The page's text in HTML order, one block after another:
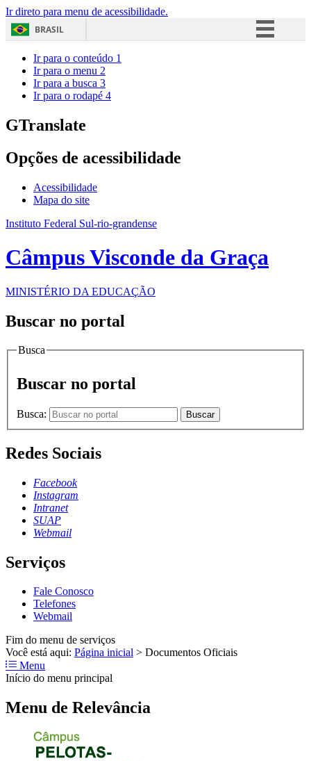
Ir direto para menu de acessibilidade.
BRASIL
Ir para o conteúdo 1
Ir para o menu 2
Ir para a busca 3
Ir para o rodapé 4
GTranslate
Opções de acessibilidade
Acessibilidade
Mapa do site
Instituto Federal Sul-rio-grandense
Câmpus Visconde da Graça
MINISTÉRIO DA EDUCAÇÃO
Buscar no portal
Busca
Buscar no portal
Busca: Buscar
Redes Sociais
Facebook
Instagram
Intranet
SUAP
Webmail
Serviços
Fale Conosco
Telefones
Webmail
Fim do menu de serviços
Você está aqui: Página inicial > Documentos Oficiais
Menu
Início do menu principal
Menu de Relevância